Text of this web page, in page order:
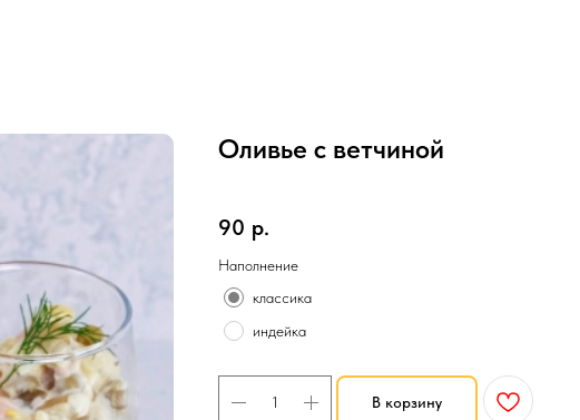
Оливье с ветчиной
90 р.
Наполнение
классика
индейка
В корзину